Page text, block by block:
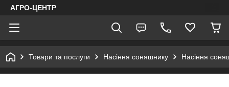
АГРО-ЦЕНТР
Товари та послуги Насіння соняшнику Насіння